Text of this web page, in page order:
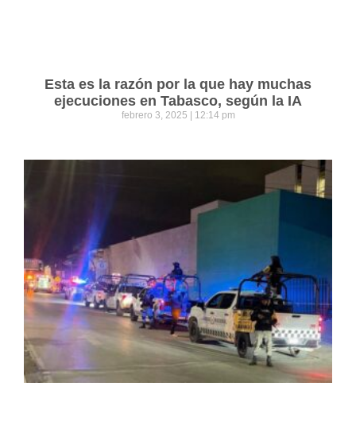
Esta es la razón por la que hay muchas
ejecuciones en Tabasco, según la IA
febrero 3, 2025 12:14 pm